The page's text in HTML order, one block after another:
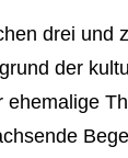
drei und
der
ehemalige